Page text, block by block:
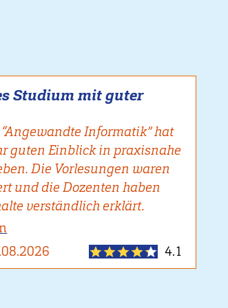
Studium mit guter
Informatik” hat
guten Einblick in praxisnahe
Die Vorlesungen waren
und die Dozenten haben
verständlich erklärt.
4.1